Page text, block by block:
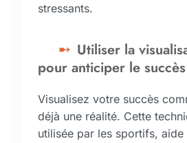
stressants.
Utiliser la
pour anticiper le succès
Visualisez votre succès
déjà une réalité. Cette
utilisée par les sportifs,